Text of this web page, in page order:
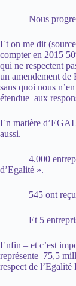
Nous
Et on me dit
compter en 2015
qui ne respectent
un amendement
sans quoi nous
étendue aux
En matière
aussi.
4.000
d’Egalité ».
545 ont reçu
Et 5 entreprises
Enfin – et c’est
représente 75,5
respect de l’Egalité